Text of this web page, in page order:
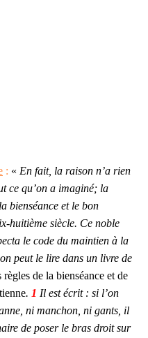
: « En fait, la raison n’a rien
ce qu’on a imaginé; la
bienséance et le bon
huitième siècle. Ce noble
le code du maintien à la
peut le lire dans un livre de
règles de la bienséance et de
. 1 Il est écrit : si l’on
ni manchon, ni gants, il
de poser le bras droit sur